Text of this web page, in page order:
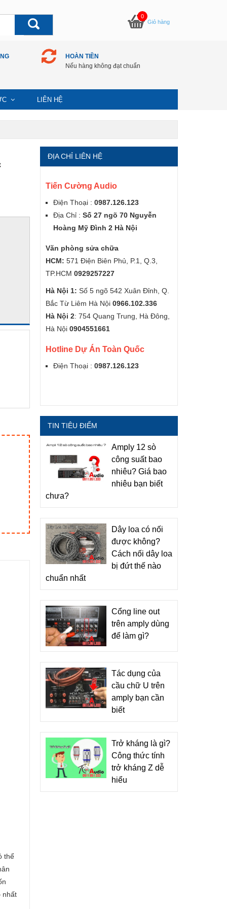
0
Giỏ hàng
HOÀN TIỀN
Nếu hàng không đạt chuẩn
LIÊN HỆ
thể
nhất
ĐỊA CHỈ LIÊN HỆ
Tiến Cường Audio
Điện Thoại : 0987.126.123
Địa Chỉ : Số 27 ngõ 70 Nguyễn
Hoàng Mỹ Đình 2 Hà Nội
Văn phòng sửa chữa
HCM: 571 Điện Biên Phủ, P.1, Q.3,
TP.HCM 0929257227
Hà Nội 1: Số 5 ngõ 542 Xuân Đỉnh, Q.
Bắc Từ Liêm Hà Nội 0966.102.336
Hà Nội 2: 754 Quang Trung, Hà Đông,
Hà Nội 0904551661
Hotline Dự Án Toàn Quốc
Điện Thoại : 0987.126.123
TIN TIÊU ĐIỂM
Amply 12 sò
công suất bao
nhiêu? Giá bao
nhiêu bạn biết
chưa?
Dây loa có nối
được không?
Cách nối dây loa
bị đứt thế nào
chuẩn nhất
Cổng line out
trên amply dùng
để làm gì?
Tác dụng của
cầu chữ U trên
amply bạn cần
biết
Trở kháng là gì?
Công thức tính
trở kháng Z dễ
hiểu